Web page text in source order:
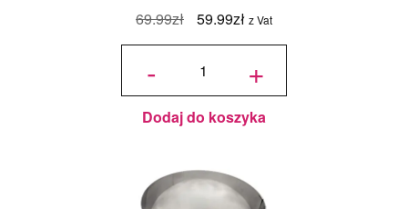
69.99zł
Pierwotna
cena
wynosiła:
59.99złAktualna
cena
59.99zł.
z Vat
-
ilość
piętrowy
34x34x45
cm Biały
- 5 szt. +
Dodaj do koszyka